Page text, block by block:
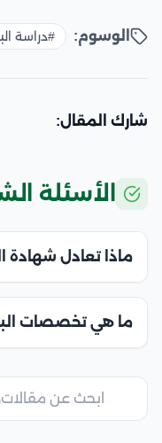
الوسوم: #دراسة
شارك المقال:
الأسئلة
ماذا تعادل شهادة
ما هي تخصصات